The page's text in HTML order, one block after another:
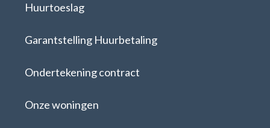
Huurtoeslag
Garantstelling Huurbetaling
Ondertekening contract
Onze woningen